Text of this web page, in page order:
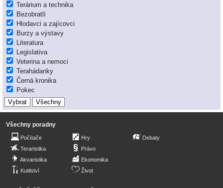
Terárium a technika
Bezobratlí
Hlodavci a zajícovci
Burzy a výstavy
Literatura
Legislativa
Veterina a nemoci
Terahádanky
Černá kronika
Pokec
Všechny poradny
Počítače
Teraristika
Akvaristika
Kutilství
Hry
Právo
Ekonomika
Život
Debaty